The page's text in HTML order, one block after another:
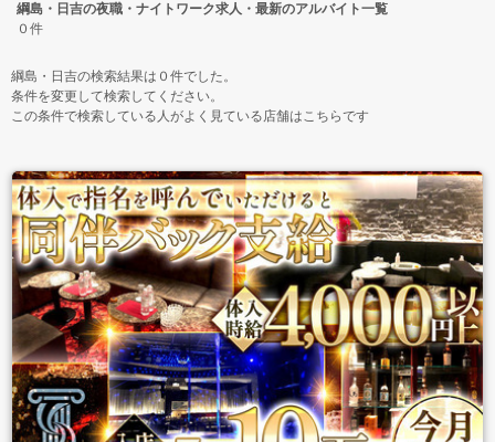
綱島・日吉の夜職・ナイトワーク求人・最新のアルバイト一覧
０件
綱島・日吉の検索結果は０件でした。
条件を変更して検索してください。
この条件で検索している人がよく見ている店舗はこちらです